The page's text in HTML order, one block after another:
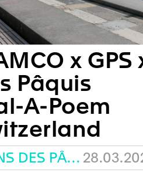
x GPS
Pâquis
A-Poem
BAINS DES PÂQUIS